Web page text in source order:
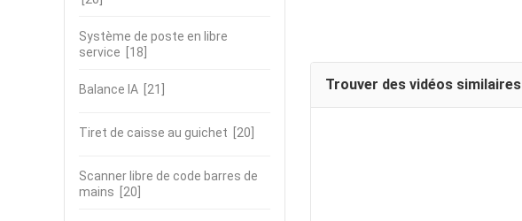
Système de poste en libre
service [18]
Balance IA [21]
Tiret de caisse au guichet [20]
Scanner libre de code barres de
mains [20]
Trouver des vidéos similaires